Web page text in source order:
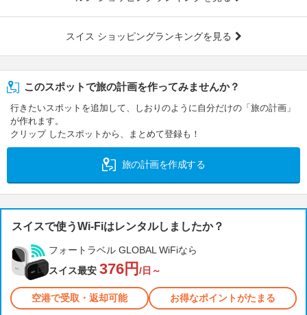
スイス ショッピングランキングを見る
このスポットで旅の計画を作ってみませんか？
行きたいスポットを追加して、しおりのように自分だけの「旅の計画」
が作れます。
クリップ したスポットから、まとめて登録も！
旅の計画を作成する
スイスで使うWi-Fiはレンタルしましたか？
フォートラベル GLOBAL WiFiなら
スイス最安 376円 /日～
空港で受取・返却可能 お得なポイントがたまる